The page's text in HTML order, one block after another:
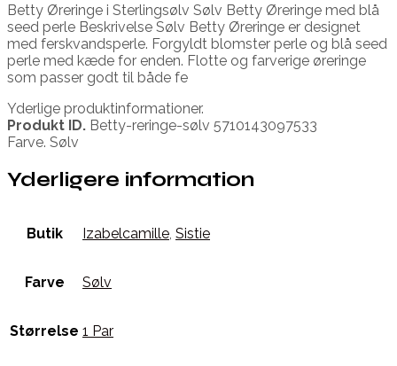
Betty Øreringe i Sterlingsølv Sølv Betty Øreringe med blå
seed perle Beskrivelse Sølv Betty Øreringe er designet
med ferskvandsperle. Forgyldt blomster perle og blå seed
perle med kæde for enden. Flotte og farverige øreringe
som passer godt til både fe
Yderlige produktinformationer.
Produkt ID. Betty-reringe-sølv 5710143097533
Farve. Sølv
Yderligere information
Butik Izabelcamille, Sistie
Farve Sølv
Størrelse 1 Par